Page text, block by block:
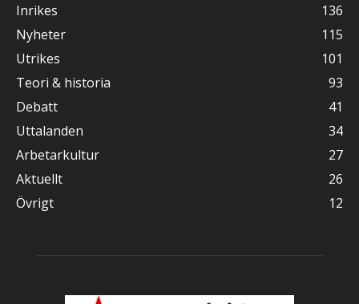
Inrikes
136
Nyheter
115
Utrikes
101
Teori & historia
93
Debatt
41
Uttalanden
34
Arbetarkultur
27
Aktuellt
26
Övrigt
12